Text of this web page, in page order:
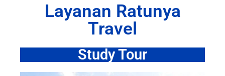
Layanan Ratunya
Travel
Study Tour